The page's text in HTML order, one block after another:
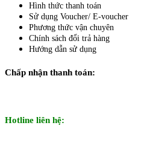
Hình thức thanh toán
Sử dụng Voucher/ E-voucher
Phương thức vận chuyên
Chính sách đổi trả hàng
Hướng dẫn sử dụng
Chấp nhận thanh toán:
Hotline liên hệ: